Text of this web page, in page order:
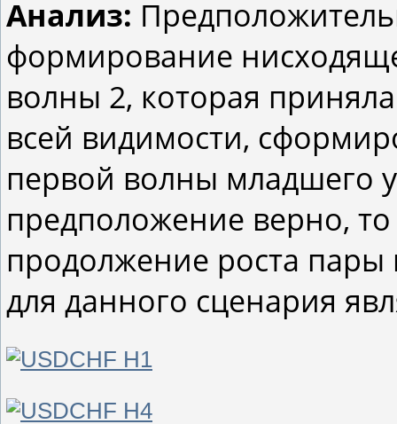
Анализ:
формирование
волны 2, которая
всей видимости,
первой волны младшего
предположение верно,
продолжение роста пары
для данного сценария